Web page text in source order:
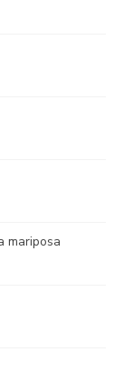
mariposa